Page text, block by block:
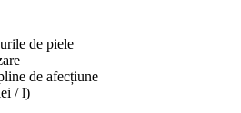
de piele
de afecțiune
/ l)